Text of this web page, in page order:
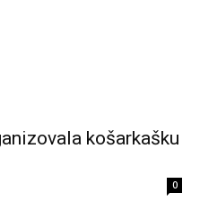
košarkašku
0